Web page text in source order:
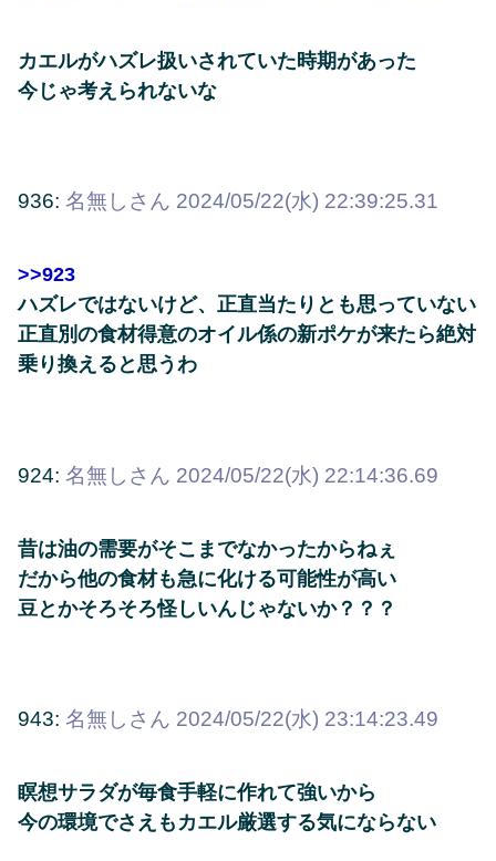
カエルがハズレ扱いされていた時期があった
今じゃ考えられないな
936: 名無しさん 2024/05/22(水) 22:39:25.31
>>923
ハズレではないけど、正直当たりとも思っていない
正直別の食材得意のオイル係の新ポケが来たら絶対
乗り換えると思うわ
924: 名無しさん 2024/05/22(水) 22:14:36.69
昔は油の需要がそこまでなかったからねぇ
だから他の食材も急に化ける可能性が高い
豆とかそろそろ怪しいんじゃないか？？？
943: 名無しさん 2024/05/22(水) 23:14:23.49
瞑想サラダが毎食手軽に作れて強いから
今の環境でさえもカエル厳選する気にならない